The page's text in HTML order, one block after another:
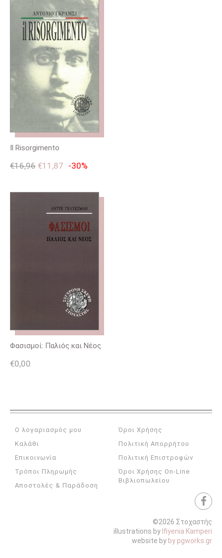
Il Risorgimento
€16,96 €11,87 -30%
Φασισμοί: Παλιός και Νέος
€0,00
Ο λογαριασμός μου
Καλάθι
Επικοινωνία
Τρόποι Πληρωμής
Αποστολές & Παράδοση
Όροι Χρήσης
Πολιτική Απορρήτου
Πολιτική Επιστροφών
Όροι Χρήσης On-Line
Βιβλιοπωλείου
©2026 Στοχαστής
illustrations by Ifiyenia Kamperi
website by by pgworks.gr